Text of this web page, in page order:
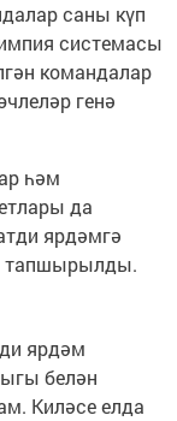
саны күп
системасы
командалар
генә
һәм
да
ярдәмгә
тапшырылды.
ярдәм
белән
Киләсе елда